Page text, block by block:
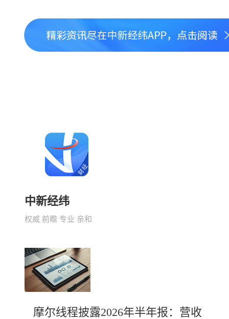
中新经纬
权威 前瞻 专业 亲和
摩尔线程披露2026年半年报：营收